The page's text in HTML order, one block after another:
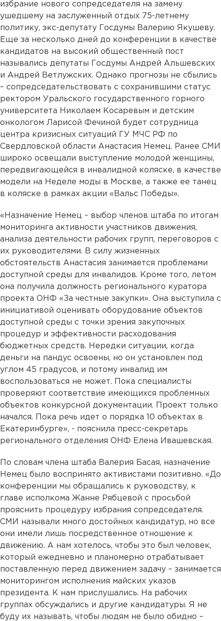
избрание нового сопредседателя на замену
ушедшему на заслуженный отдых 75-летнему
политику, экс-депутату Госдумы Валерию Якушеву.
Еще за несколько дней до конференции в качестве
кандидатов на высокий общественный пост
назывались депутаты Госдумы Андрей Альшевских
и Андрей Ветлужских. Однако прогнозы не сбылись
– сопредседательствовать с сохранившими статус
ректором Уральского государственного горного
университета Николаем Косаревым и детским
онкологом Ларисой Фечиной будет сотрудница
центра кризисных ситуаций ГУ МЧС РФ по
Свердловской области Анастасия Немец. Ранее СМИ
широко освещали выступление молодой женщины,
передвигающейся в инвалидной коляске, в качестве
модели на Неделе моды в Москве, а также ее танец
в коляске в рамках акции «Вальс Победы».
«Назначение Немец – выбор членов штаба по итогам
мониторинга активности участников движения,
анализа деятельности рабочих групп, переговоров с
их руководителями. В силу жизненных
обстоятельств Анастасия занимается проблемами
доступной среды для инвалидов. Кроме того, летом
она получила должность регионального куратора
проекта ОНФ «За честные закупки». Она выступила с
инициативой оценивать оборудование объектов
доступной среды с точки зрения закупочных
процедур и эффективности расходования
бюджетных средств. Нередки ситуации, когда
деньги на пандус освоены, но он установлен под
углом 45 градусов, и потому инвалид им
воспользоваться не может. Пока специалисты
проверяют соответствие имеющихся проблемных
объектов конкурсной документации. Проект только
начался. Пока речь идет о порядка 10 объектах в
Екатеринбурге», - пояснила пресс-секретарь
регионального отделения ОНФ Елена Ивашевская.
По словам члена штаба Валерия Басая, назначение
Немец было воспринято активистами позитивно. «До
конференции мы обращались к руководству, к
главе исполкома Жанне Рябцевой с просьбой
прояснить процедуру избрания сопредседателя.
СМИ называли много достойных кандидатур, но все
они имели лишь посредственное отношение к
движению. А нам хотелось, чтобы это был человек,
который ежедневно и планомерно отрабатывает
поставленную перед движением задачу – занимается
мониторингом исполнения майских указов
президента. К нам прислушались. На рабочих
группах обсуждались и другие кандидатуры. Я не
буду их называть, чтобы людям не было обидно –